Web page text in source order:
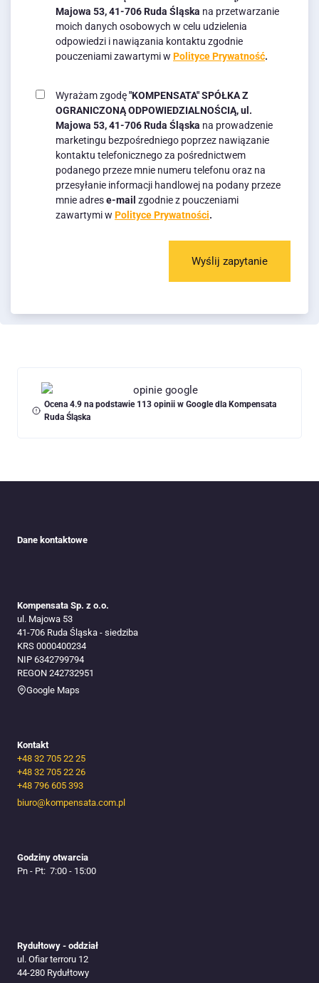
Majowa 53, 41-706 Ruda Śląska na przetwarzanie
moich danych osobowych w celu udzielenia
odpowiedzi i nawiązania kontaktu zgodnie
pouczeniami zawartymi w Polityce Prywatność.
Wyrażam zgodę"KOMPENSATA" SPÓŁKA Z
OGRANICZONĄ ODPOWIEDZIALNOŚCIĄ, ul.
Majowa 53, 41-706 Ruda Śląska na prowadzenie
marketingu bezpośredniego poprzez nawiązanie
kontaktu telefonicznego za pośrednictwem
podanego przeze mnie numeru telefonu oraz na
przesyłanie informacji handlowej na podany przeze
mnie adrese-mail zgodnie z pouczeniami
zawartymi w Polityce Prywatności.
Wyślij zapytanie
Ocena 4.9 na podstawie 113 opinii w Google dla Kompensata
Ruda Śląska
Dane kontaktowe
Kompensata Sp. z o.o.
ul. Majowa 53
41-706 Ruda Śląska​ - siedziba
KRS 0000400234
NIP 6342799794
REGON 242732951
Google Maps
Kontakt
+48 32 705 22 25
+48 32 705 22 26
+48 796 605 393
biuro@kompensata.com.pl
Godziny otwarcia
Pn - Pt: 7:00 - 15:00
Rydułtowy - oddział
ul. Ofiar terroru 12
44-280 Rydułtowy